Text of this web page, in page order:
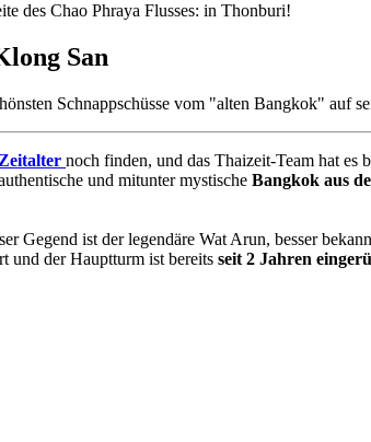
des Chao Phraya Flusses: in Thonburi!
San
Schnappschüsse vom "alten Bangkok" auf
noch finden, und das Thaizeit-Team hat es
und mitunter mystische Bangkok aus
Gegend ist der legendäre Wat Arun, besser
und der Hauptturm ist bereits seit 2 Jahren